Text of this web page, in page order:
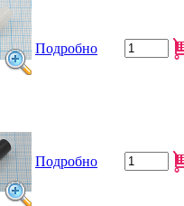
Подробно
Подробно